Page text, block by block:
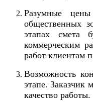
Разумные
общественных
этапах смета
коммерческим
работ клиентам
Возможность
этапе. Заказчик
качество работы.